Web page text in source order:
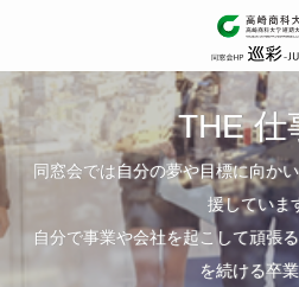
THE 仕
同窓会では自分の夢や目標に向か
援していま
自分で事業や会社を起こして頑張
を続ける卒